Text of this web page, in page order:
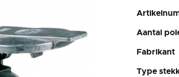
Aantal
Fabrikant
Type